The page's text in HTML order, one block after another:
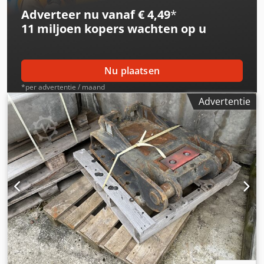
Adverteer nu vanaf € 4,49*
11 miljoen koperswachten op u
Nu plaatsen
*per advertentie / maand
Advertentie